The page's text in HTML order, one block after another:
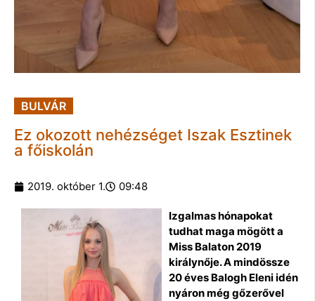
BULVÁR
Ez okozott nehézséget Iszak Esztinek
a főiskolán
2019. október 1. 09:48
Izgalmas hónapokat
tudhat maga mögött a
Miss Balaton 2019
királynője. A mindössze
20 éves Balogh Eleni idén
nyáron még gőzerővel